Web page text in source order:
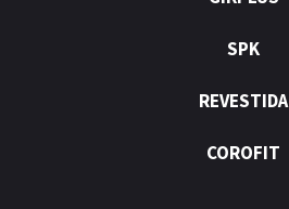
SPK
REVESTIDA
COROFIT